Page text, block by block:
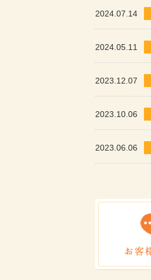
2024.07.14
2024.05.11
2023.12.07
2023.10.06
2023.06.06